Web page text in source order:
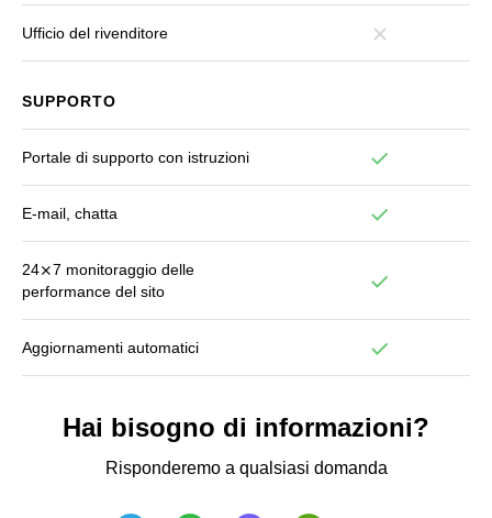
Ufficio del rivenditore
SUPPORTO
Portale di supporto con istruzioni
E-mail, chatta
24⨯7 monitoraggio delle
performance del sito
Aggiornamenti automatici
Hai bisogno di informazioni?
Risponderemo a qualsiasi domanda